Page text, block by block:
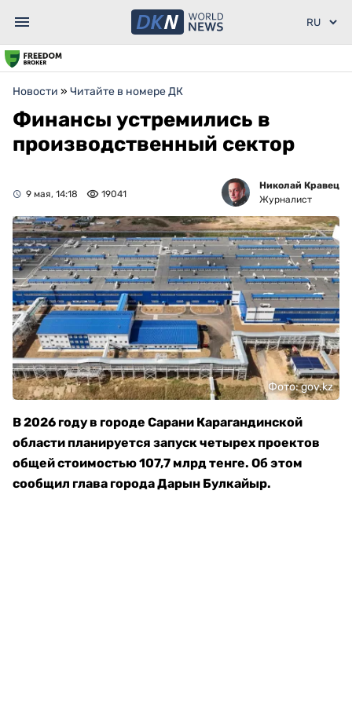
Новости » Читайте в номере ДК
Финансы устремились в
производственный сектор
9 мая, 14:18 19041
Николай Кравец
Журналист
Фото: gov.kz
В 2026 году в городе Сарани Карагандинской
области планируется запуск четырех проектов
общей стоимостью 107,7 млрд тенге. Об этом
сообщил глава города Дарын Булкайыр.